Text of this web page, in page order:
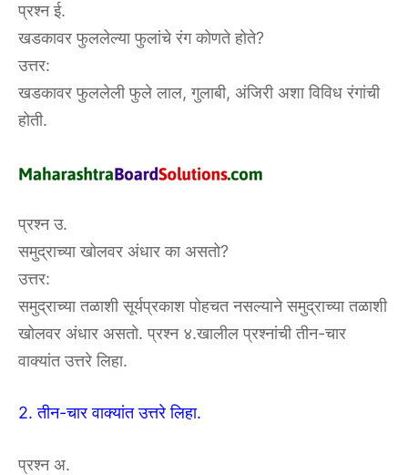
प्रश्न ई.
खडकावर फुललेल्या फुलांचे रंग कोणते होते?
उत्तर:
खडकावर फुललेली फुले लाल, गुलाबी, अंजिरी अशा विविध रंगांची
होती.
प्रश्न उ.
समुद्राच्या खोलवर अंधार का असतो?
उत्तर:
समुद्राच्या तळाशी सूर्यप्रकाश पोहचत नसल्याने समुद्राच्या तळाशी
खोलवर अंधार असतो. प्रश्न ४.खालील प्रश्नांची तीन-चार
वाक्यांत उत्तरे लिहा.
2. तीन-चार वाक्यांत उत्तरे लिहा.
प्रश्न अ.